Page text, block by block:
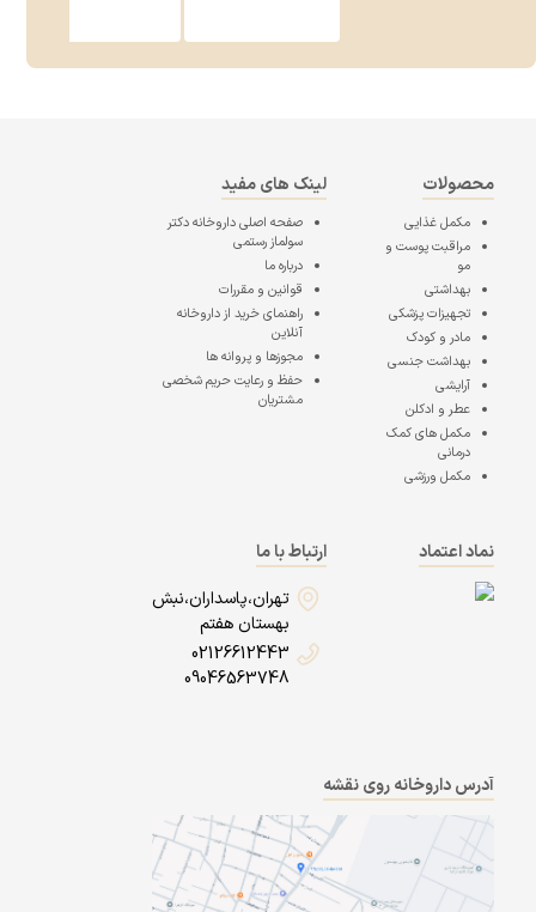
محصولات
مکمل غذایی
مراقبت پوست و
مو
بهداشتی
تجهیزات پزشکی
مادر و کودک
بهداشت جنسی
آرایشی
عطر و ادکلن
مکمل های کمک
درمانی
مکمل ورزشی
لینک های مفید
صفحه اصلیداروخانه دکتر
سولماز رستمی
درباره ما
قوانین و مقررات
راهنمای خرید از داروخانه
آنلاین
مجوزها و پروانه ها
حفظ و رعایت حریم شخصی
مشتریان
نماد اعتماد
ارتباط با ما
تهران،پاسداران،نبش
بهستان هفتم
02126612443
09046563748
آدرس داروخانه روی نقشه